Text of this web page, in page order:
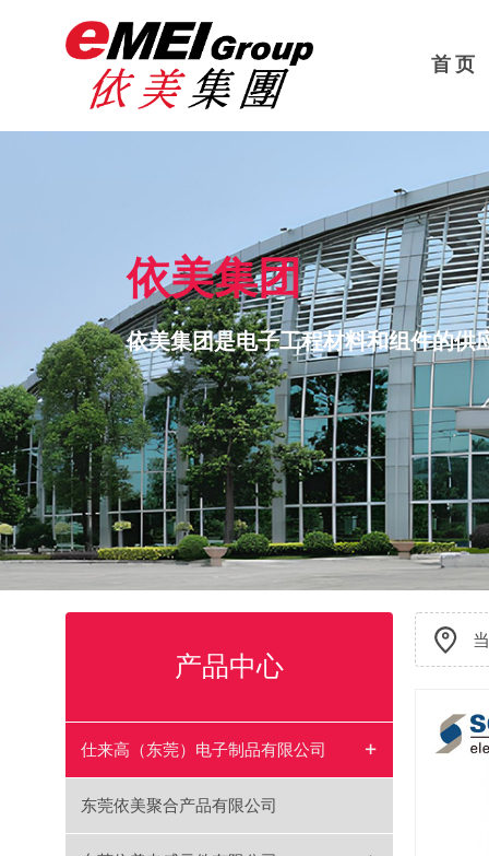
首 页
依美集团
依美集团是电子工程材料和组件的供
产品中心
仕来高（东莞）电子制品有限公司 +
东莞依美聚合产品有限公司